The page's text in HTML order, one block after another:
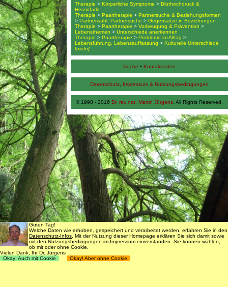
Therapie > Körperliche Symptome > Bluthochdruck &
Herzinfarkt
Therapie > Paartherapie > Partnersuche & Beziehungsformen
> Partnerwahl, Partnersuche > Gegensätze in Beziehungen
Therapie > Paartherapie > Vorbeugung & Prävention >
Lebensthemen > Unterschiede anerkennen
Therapie > Paartherapie > Probleme im Alltag >
Lebensführung, Lebensauffassung > Kulturelle Unterschiede
[mehr]
Suche • Kontaktdaten
Datenschutz Impressum & Nutzungsbedingungen
© 1998 - 2016 Dr. rer. nat. Martin Jürgens . All Rights Reserved.
Guten Tag!
Welche Daten wie erhoben, gespeichert und verarbeitet werden, erfahren Sie in den
Datenschutz-Infos . Mit der Nutzung dieser Homepage erklären Sie sich damit sowie
mit denNutzungsbedingungen im Impressum einverstanden. Sie können wählen,
ob mit oder ohne Cookie.
Vielen Dank, Ihr Dr. Jürgens
Okay! Auch mit Cookie
Okay! Aber ohne Cookie